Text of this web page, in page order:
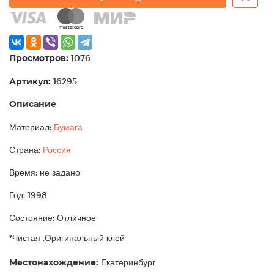
Просмотров: 1076
Артикул: 16295
Описание
Материал: Бумага
Страна: Россия
Время: не задано
Год: 1998
Состояние: Отличное
*Чистая .Оригинальный клей
Местонахождение: Екатеринбург